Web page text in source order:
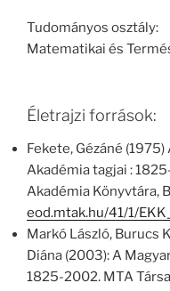
Tudományos osztály:
Matematikai és
Életrajzi források:
Fekete, Gézáné
Akadémia tagjai :
Akadémia Könyvtára,
eod.mtak.hu/41/1/
Markó László, Burucs
Diána (2003): A
1825-2002. MTA